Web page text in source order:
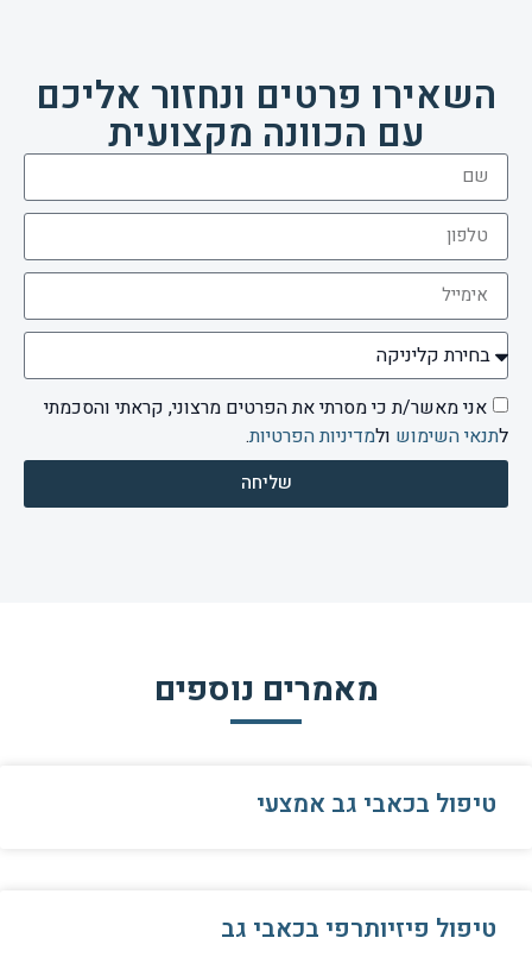
השאירו פרטים ונחזור אליכם
עם הכוונה מקצועית
אני מאשר/ת כי מסרתי את הפרטים מרצוני, קראתי והסכמתי
לתנאי השימוש ולמדיניות הפרטיות.
שליחה
מאמרים נוספים
טיפול בכאבי גב אמצעי
טיפול פיזיותרפי בכאבי גב